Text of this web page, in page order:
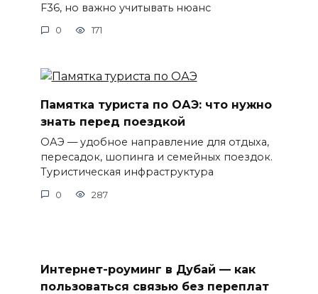
F36, но важно учитывать нюанс
0 171
Памятка туриста по ОАЭ: что нужно
знать перед поездкой
ОАЭ — удобное направление для отдыха,
пересадок, шопинга и семейных поездок.
Туристическая инфраструктура
0 287
Интернет-роуминг в Дубай — как
пользоваться связью без переплат